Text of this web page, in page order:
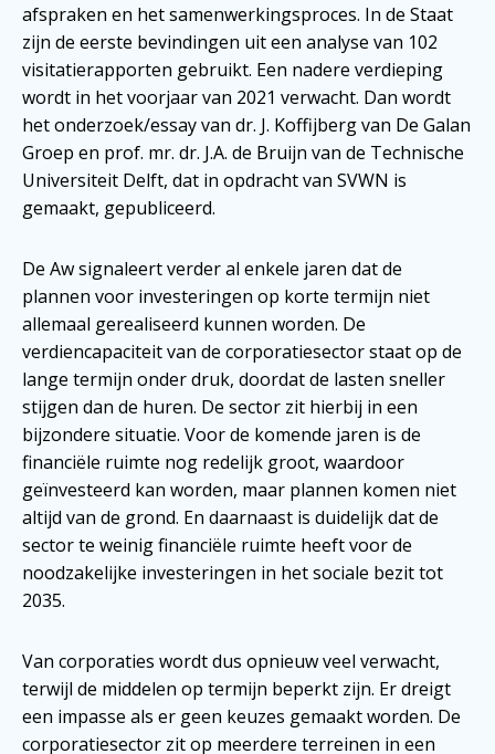
afspraken en het samenwerkingsproces. In de Staat
zijn de eerste bevindingen uit een analyse van 102
visitatierapporten gebruikt. Een nadere verdieping
wordt in het voorjaar van 2021 verwacht. Dan wordt
het onderzoek/essay van dr. J. Koffijberg van De Galan
Groep en prof. mr. dr. J.A. de Bruijn van de Technische
Universiteit Delft, dat in opdracht van SVWN is
gemaakt, gepubliceerd.
De Aw signaleert verder al enkele jaren dat de
plannen voor investeringen op korte termijn niet
allemaal gerealiseerd kunnen worden. De
verdiencapaciteit van de corporatiesector staat op de
lange termijn onder druk, doordat de lasten sneller
stijgen dan de huren. De sector zit hierbij in een
bijzondere situatie. Voor de komende jaren is de
financiële ruimte nog redelijk groot, waardoor
geïnvesteerd kan worden, maar plannen komen niet
altijd van de grond. En daarnaast is duidelijk dat de
sector te weinig financiële ruimte heeft voor de
noodzakelijke investeringen in het sociale bezit tot
2035.
Van corporaties wordt dus opnieuw veel verwacht,
terwijl de middelen op termijn beperkt zijn. Er dreigt
een impasse als er geen keuzes gemaakt worden. De
corporatiesector zit op meerdere terreinen in een